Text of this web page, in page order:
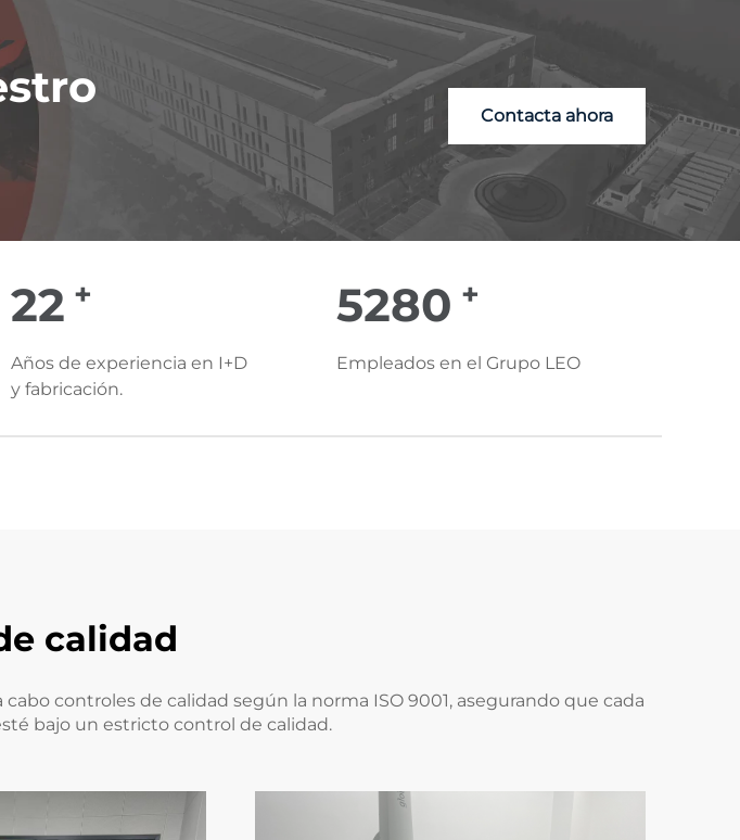
Contacta ahora
25 +
Años de experiencia en I+D
y fabricación.
6000 +
Empleados en el Grupo LEO
calidad
controles de calidad según la norma ISO 9001, asegurando que cada
bajo un estricto control de calidad.